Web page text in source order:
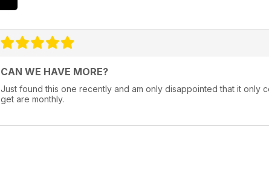
CAN WE HAVE MORE?
Just found this one recently and am only disappointed that it only
get are monthly.